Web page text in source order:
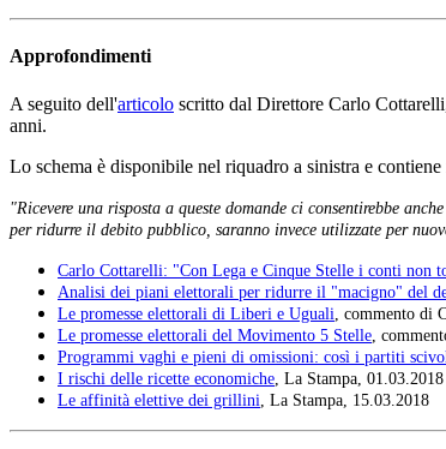
Approfondimenti
A seguito dell'articolo scritto dal Direttore Carlo
anni.
Lo schema è disponibile nel riquadro a sinistra e
"Ricevere una risposta a queste domande ci consentirebbe
per ridurre il debito pubblico, saranno invece utilizzate per
Carlo Cottarelli: "Con Lega e Cinque Stelle i conti non
Analisi dei piani elettorali per ridurre il "macigno" del
Le promesse elettorali di Liberi e Uguali , commento di
Le promesse elettorali del Movimento 5 Stelle ,
Programmi vaghi e pieni di omissioni: così i partiti
I rischi delle ricette economiche , La Stampa, 01.03.2018
Le affinità elettive dei grillini , La Stampa, 15.03.2018